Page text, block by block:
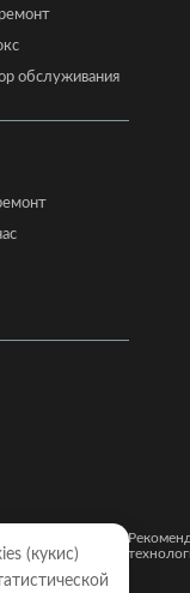
обслуживания
сайта
(кукиc)